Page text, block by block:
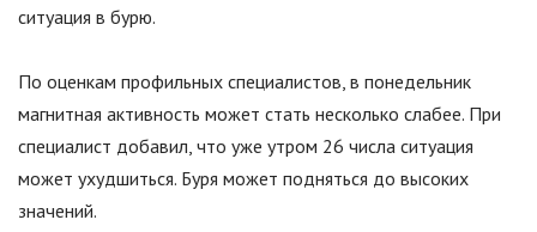
ситуация в бурю.
По оценкам профильных специалистов, в понедельник
магнитная активность может стать несколько слабее. При
специалист добавил, что уже утром 26 числа ситуация
может ухудшиться. Буря может подняться до высоких
значений.